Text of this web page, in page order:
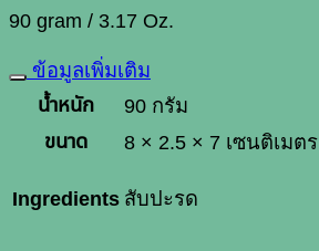
90 gram / 3.17 Oz.
ข้อมูลเพิ่มเติม
น้ำหนัก
90 กรัม
ขนาด
8 × 2.5 × 7 เซนติเมตร
Ingredients สับปะรด